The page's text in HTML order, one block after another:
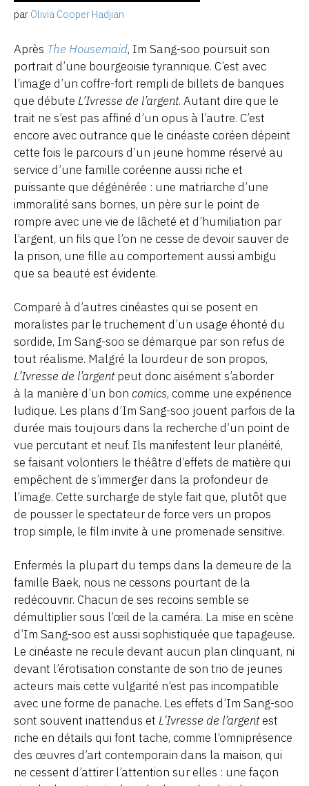
par Olivia Cooper Hadjian
Après The Housemaid, Im Sang-soo poursuit son
portrait d’une bourgeoisie tyrannique. C’est avec
l’image d’un coffre-fort rempli de billets de banques
que débute L’Ivresse de l’argent. Autant dire que le
trait ne s’est pas affiné d’un opus à l’autre. C’est
encore avec outrance que le cinéaste coréen dépeint
cette fois le parcours d’un jeune homme réservé au
service d’une famille coréenne aussi riche et
puissante que dégénérée : une matriarche d’une
immoralité sans bornes, un père sur le point de
rompre avec une vie de lâcheté et d’humiliation par
l’argent, un fils que l’on ne cesse de devoir sauver de
la prison, une fille au comportement aussi ambigu
que sa beauté est évidente.
Comparé à d’autres cinéastes qui se posent en
moralistes par le truchement d’un usage éhonté du
sordide, Im Sang-soo se démarque par son refus de
tout réalisme. Malgré la lourdeur de son propos,
L’Ivresse de l’argentpeut donc aisément s’aborder
à la manière d’un bon comics, comme une expérience
ludique. Les plans d’Im Sang-soo jouent parfois de la
durée mais toujours dans la recherche d’un point de
vue percutant et neuf. Ils manifestent leur planéité,
se faisant volontiers le théâtre d’effets de matière qui
empêchent de s’immerger dans la profondeur de
l’image. Cette surcharge de style fait que, plutôt que
de pousser le spectateur de force vers un propos
trop simple, le film invite à une promenade sensitive.
Enfermés la plupart du temps dans la demeure de la
famille Baek, nous ne cessons pourtant de la
redécouvrir. Chacun de ses recoins semble se
démultiplier sous l’œil de la caméra. La mise en scène
d’Im Sang-soo est aussi sophistiquée que tapageuse.
Le cinéaste ne recule devant aucun plan clinquant, ni
devant l’érotisation constante de son trio de jeunes
acteurs mais cette vulgarité n’est pas incompatible
avec une forme de panache. Les effets d’Im Sang-soo
sont souvent inattendus et L’Ivresse de l’argentest
riche en détails qui font tache, comme l’omniprésence
des œuvres d’art contemporain dans la maison, qui
ne cessent d’attirer l’attention sur elles : une façon